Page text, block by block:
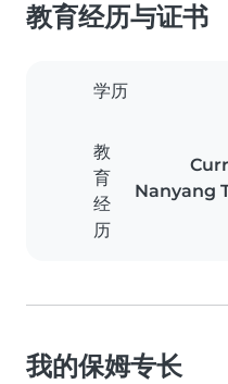
教育经历与证书
学历
教
育
经
历
Nanyang
我的保姆专长